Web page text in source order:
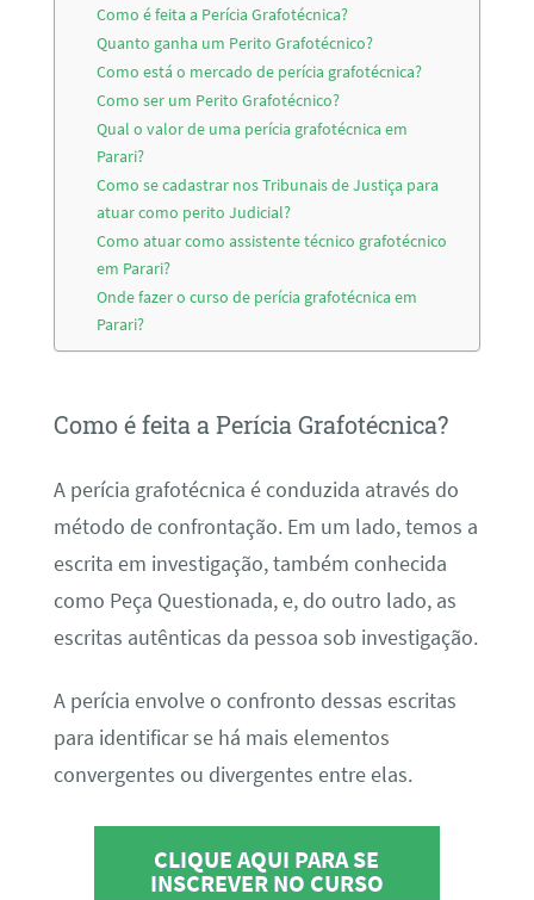
Como é feita a Perícia Grafotécnica?
Quanto ganha um Perito Grafotécnico?
Como está o mercado de perícia grafotécnica?
Como ser um Perito Grafotécnico?
Qual o valor de uma perícia grafotécnica em
Parari?
Como se cadastrar nos Tribunais de Justiça para
atuar como perito Judicial?
Como atuar como assistente técnico grafotécnico
em Parari?
Onde fazer o curso de perícia grafotécnica em
Parari?
Como é feita a Perícia Grafotécnica?
A perícia grafotécnica é conduzida através do
método de confrontação. Em um lado, temos a
escrita em investigação, também conhecida
como Peça Questionada, e, do outro lado, as
escritas autênticas da pessoa sob investigação.
A perícia envolve o confronto dessas escritas
para identificar se há mais elementos
convergentes ou divergentes entre elas.
CLIQUE AQUI PARA SE
INSCREVER NO CURSO